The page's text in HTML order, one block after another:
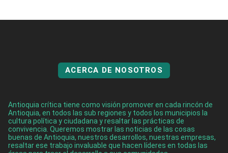
ACERCA DE NOSOTROS
Antioquia crítica tiene como visión promover en cada rincón de
Antioquia, en todos las sub regiones y todos los municipios la
cultura política y ciudadana y resaltar las prácticas de
convivencia. Queremos mostrar las noticias de las cosas
buenas de Antioquia, nuestros desarrollos, nuestras empresas,
resaltar ese trabajo invaluable que hacen líderes en todas las